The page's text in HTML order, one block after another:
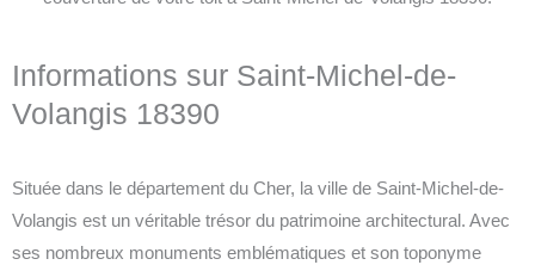
Informations sur Saint-Michel-de-
Volangis 18390
Située dans le département du Cher, la ville de Saint-Michel-de-
Volangis est un véritable trésor du patrimoine architectural. Avec
ses nombreux monuments emblématiques et son toponyme